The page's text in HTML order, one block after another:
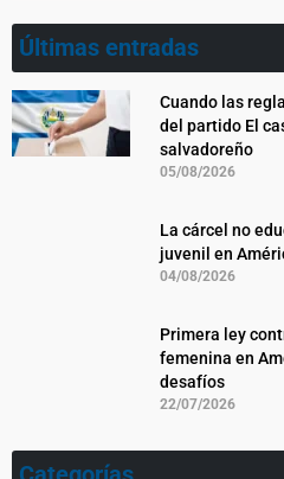
Últimas entradas
Cuando las
del partido El
salvadoreño
05/08/2026
La cárcel no
juvenil en
04/08/2026
Primera ley
femenina en
desafíos
22/07/2026